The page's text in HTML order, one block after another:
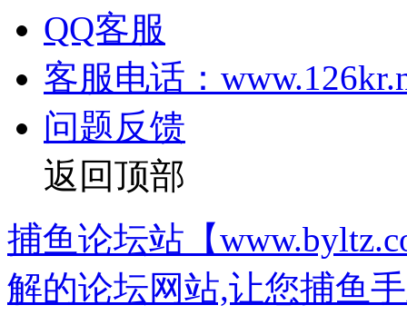
QQ客服
客服电话：
问题反馈
返回顶部
捕鱼论坛站【
解的论坛网站,让您捕鱼